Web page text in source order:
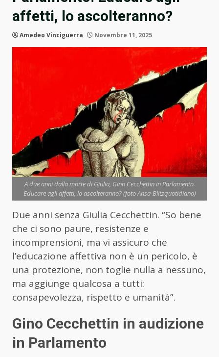
affetti, lo ascolteranno?
Amedeo Vinciguerra Novembre 11, 2025
A due anni dalla morte di Giulia, Gino Cecchettin in Parlamento.
Educare agli affetti, lo ascolteranno? (foto Ansa-Blitzquotidiano)
Due anni senza Giulia Cecchettin. “So bene
che ci sono paure, resistenze e
incomprensioni, ma vi assicuro che
l’educazione affettiva non è un pericolo, è
una protezione, non toglie nulla a nessuno,
ma aggiunge qualcosa a tutti:
consapevolezza, rispetto e umanità”.
Gino Cecchettin in audizione
in Parlamento